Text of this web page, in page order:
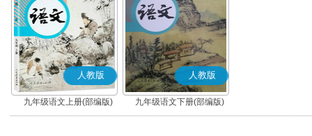
人教版
九年级语文上册(部编版)
人教版
九年级语文下册(部编版)